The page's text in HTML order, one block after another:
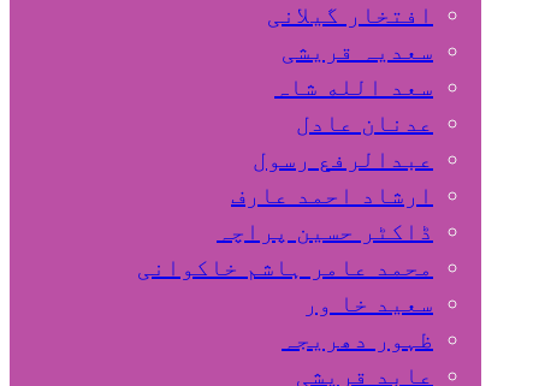
افتخار گیلانی
سعدیہ قریشی
سعد الله شاہ
عدنان عادل
عبدالرفع رسول
ارشاد احمد عارف
ڈاکٹر حسین پراچہ
محمد عامر ہاشم خاکوانی
سعید خا ور
ظہور دھریجہ
عابد قریشی